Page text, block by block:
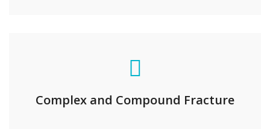
Complex and Compound Fracture